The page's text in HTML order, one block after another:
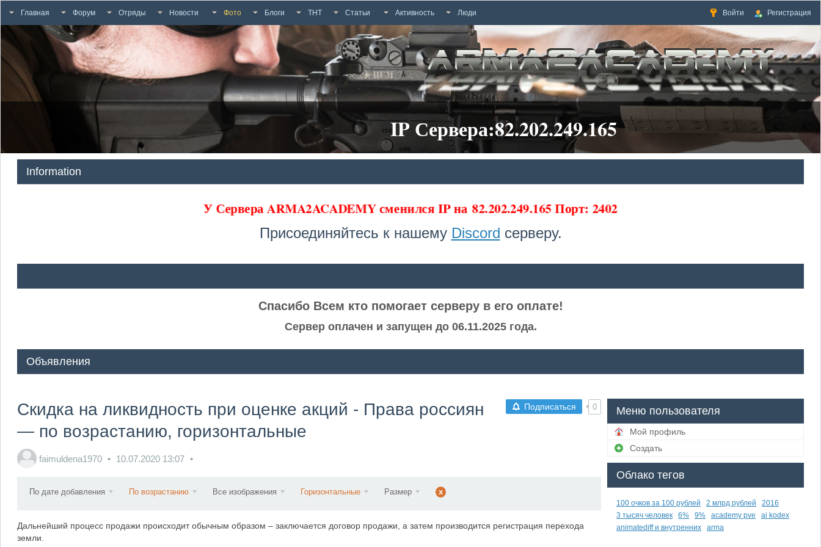
Главная Форум Отряды Новости Фото Блоги ТНТ Статьи Активность Люди Войти Регистрация
IP Сервера:82.202.249.165
Information
У Сервера ARMA2ACADEMY сменился IP на82.202.249.165 Порт: 2402
Присоединяйтесь к нашему Discord серверу.
Спасибо Всем кто помогает серверу в его оплате!
Сервер оплачен и запущен до 06.11.2025 года.
Объявления
Подписаться 0
Скидка на ликвидность при оценке акций - Права россиян
— по возрастанию, горизонтальные
faimuldena1970 10.07.2020 13:07
По дате добавления По возрастанию Все изображения Горизонтальные Размер x
Дальнейший процесс продажи происходит обычным образом – заключается договор продажи, а затем производится регистрация перехода
земли.
Меню пользователя
Мой профиль
Создать
Облако тегов
100 очков за 100 рублей 2 млрд рублей
2016
3 тысяч человек
6% 9% academy pve
ai kodex
animatediff и внутренних
arma